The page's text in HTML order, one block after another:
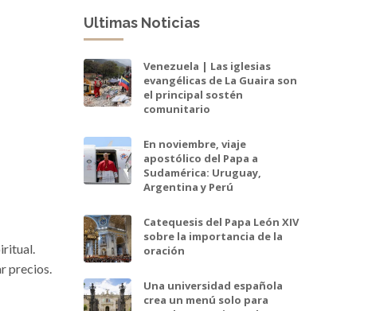
precios.
Ultimas Noticias
Venezuela | Las iglesias
evangélicas de La Guaira son
el principal sostén
comunitario
En noviembre, viaje
apostólico del Papa a
Sudamérica: Uruguay,
Argentina y Perú
Catequesis del Papa León XIV
sobre la importancia de la
oración
Una universidad española
crea un menú solo para